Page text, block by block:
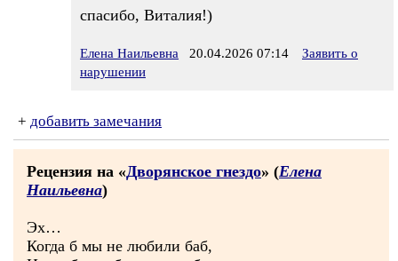
спасибо, Виталия!)
Елена Наильевна 20.04.2026 07:14
Заявить о
нарушении
+ добавить замечания
Рецензия на «Дворянское гнездо» (Елена
Наильевна)
Эх…
Когда б мы не любили баб,